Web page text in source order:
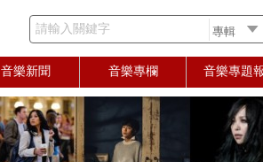
請輸入關鍵字
音樂新聞 音樂專欄 音樂專題